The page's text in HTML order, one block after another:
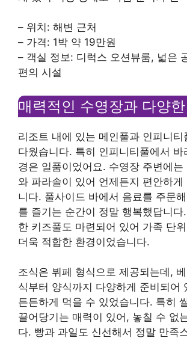
– 위치: 해변 근처
– 가격: 1박 약 19만원
– 객실 정보: 디럭스 오션뷰룸, 넓은
편의 시설
매력적인 수영장과 다양
리조트 내에 있는 메인풀과 인피니티
다웠습니다. 특히 인피니티풀에서 바
경은 일품이었어요. 수영장 주변에는
와 파라솔이 있어 언제든지 편안하게
니다. 풀사이드 바에서 음료를 주문
를 즐기는 순간이 정말 행복했답니다
한 키즈풀도 마련되어 있어 가족 단
더욱 적합한 환경이었습니다.
조식은 뷔페 형식으로 제공되는데,
식부터 양식까지 다양하게 준비되어
든든하게 먹을 수 있었습니다. 특히
끌어당기는 매력이 있어, 놓칠 수 없
다. 빵과 과일도 신선해서 정말 만족